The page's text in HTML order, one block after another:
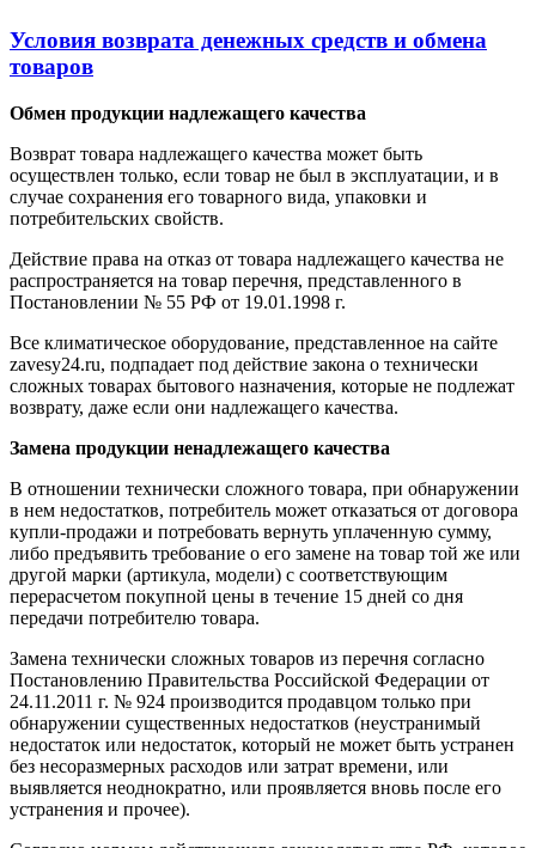
Условия возврата денежных средств и обмена
товаров
Обмен продукции надлежащего качества
Возврат товара надлежащего качества может быть
осуществлен только, если товар не был в эксплуатации, и в
случае сохранения его товарного вида, упаковки и
потребительских свойств.
Действие права на отказ от товара надлежащего качества не
распространяется на товар перечня, представленного в
Постановлении № 55 РФ от 19.01.1998 г.
Все климатическое оборудование, представленное на сайте
zavesy24.ru, подпадает под действие закона о технически
сложных товарах бытового назначения, которые не подлежат
возврату, даже если они надлежащего качества.
Замена продукции ненадлежащего качества
В отношении технически сложного товара, при обнаружении
в нем недостатков, потребитель может отказаться от договора
купли-продажи и потребовать вернуть уплаченную сумму,
либо предъявить требование о его замене на товар той же или
другой марки (артикула, модели) с соответствующим
перерасчетом покупной цены в течение 15 дней со дня
передачи потребителю товара.
Замена технически сложных товаров из перечня согласно
Постановлению Правительства Российской Федерации от
24.11.2011 г. № 924 производится продавцом только при
обнаружении существенных недостатков (неустранимый
недостаток или недостаток, который не может быть устранен
без несоразмерных расходов или затрат времени, или
выявляется неоднократно, или проявляется вновь после его
устранения и прочее).